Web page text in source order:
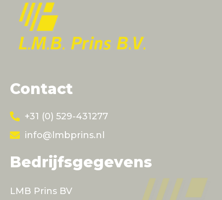
Contact
+31 (0) 529-431277
info@lmbprins.nl
Bedrijfsgegevens
LMB Prins BV